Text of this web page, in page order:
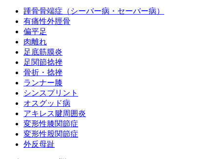
踵骨骨端症（シーバー病・セーバー病）
有痛性外脛骨
偏平足
肉離れ
足底筋膜炎
足関節捻挫
骨折・捻挫
ランナー膝
シンスプリント
オスグッド病
アキレス腱周囲炎
変形性膝関節症
変形性股関節症
外反母趾